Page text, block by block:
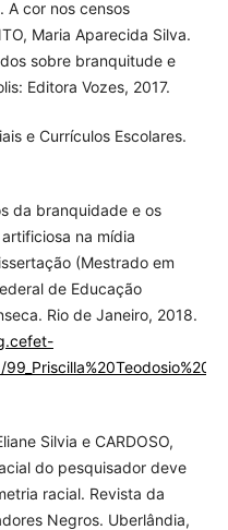
A cor nos censos
Maria Aparecida Silva.
sobre branquitude e
Editora Vozes, 2017.
e Currículos Escolares.
da branquidade e os
na mídia
(Mestrado em
de Educação
Rio de Janeiro, 2018.
Silvia e CARDOSO,
do pesquisador deve
racial. Revista da
Negros. Uberlândia,